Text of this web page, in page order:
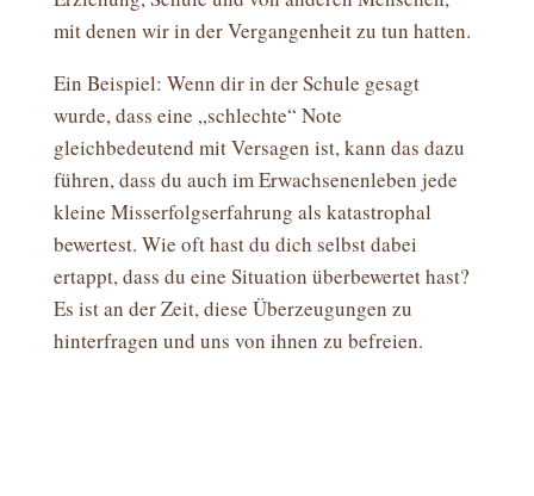
mit denen wir in der Vergangenheit zu tun hatten.
Ein Beispiel: Wenn dir in der Schule gesagt
wurde, dass eine „schlechte“ Note
gleichbedeutend mit Versagen ist, kann das dazu
führen, dass du auch im Erwachsenenleben jede
kleine Misserfolgserfahrung als katastrophal
bewertest. Wie oft hast du dich selbst dabei
ertappt, dass du eine Situation überbewertet hast?
Es ist an der Zeit, diese Überzeugungen zu
hinterfragen und uns von ihnen zu befreien.